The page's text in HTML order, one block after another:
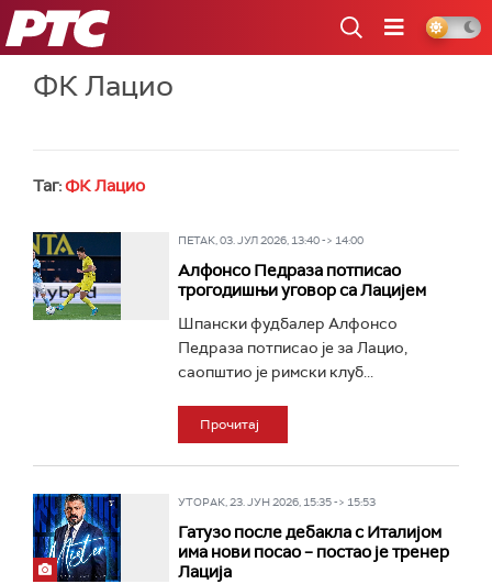
РТС
ФК Лацио
Таг:ФК Лацио
ПЕТАК, 03. ЈУЛ 2026, 13:40 -> 14:00
Алфонсо Педраза потписао
трогодишњи уговор са Лацијем
Шпански фудбалер Алфонсо
Педраза потписао је за Лацио,
саопштио је римски клуб...
Прочитај
УТОРАК, 23. ЈУН 2026, 15:35 -> 15:53
Гатузо после дебакла с Италијом
има нови посао – постао је тренер
Лација